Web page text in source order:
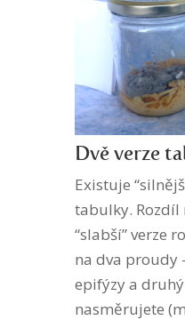
Dvě verze
Existuje
tabulky. Rozdíl
“slabší” verze
na dva proudy
epifýzy a
nasměrujete